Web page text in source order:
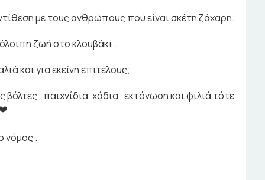
με τους ανθρώπους πού είναι σκέτη ζάχαρη.
ζωή στο κλουβάκι..
και για εκείνη επιτέλους;
βόλτες , παιχνίδια, χάδια , εκτόνωση και φιλιά τότε
νόμος .